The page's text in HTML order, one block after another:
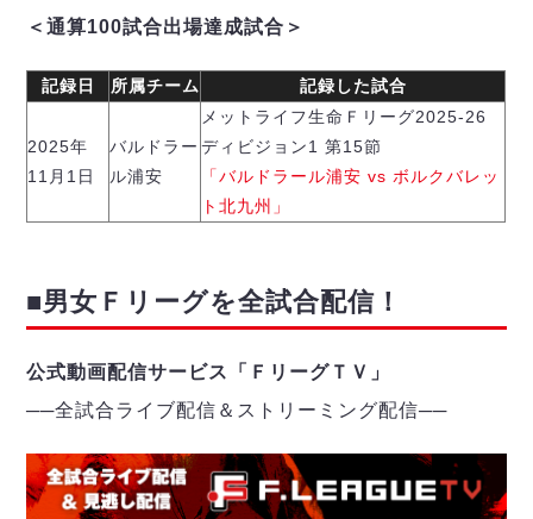
マルバ水戸FC
リガーレヴィア葛飾
Y．S．C．C．横浜
ヴィンセドール白山
アグレミーナ浜松
ミラクルスマイル新居浜
＜通算100試合出場達成試合＞
記録日 所属チーム 記録した試合
2025年
11月1日
バルドラー
ル浦安
メットライフ生命Ｆリーグ2025-26
ディビジョン1 第15節
「バルドラール浦安 vs ボルクバレッ
ト北九州」
■男女Ｆリーグを全試合配信！
公式動画配信サービス「ＦリーグＴＶ」
──全試合ライブ配信＆ストリーミング配信──